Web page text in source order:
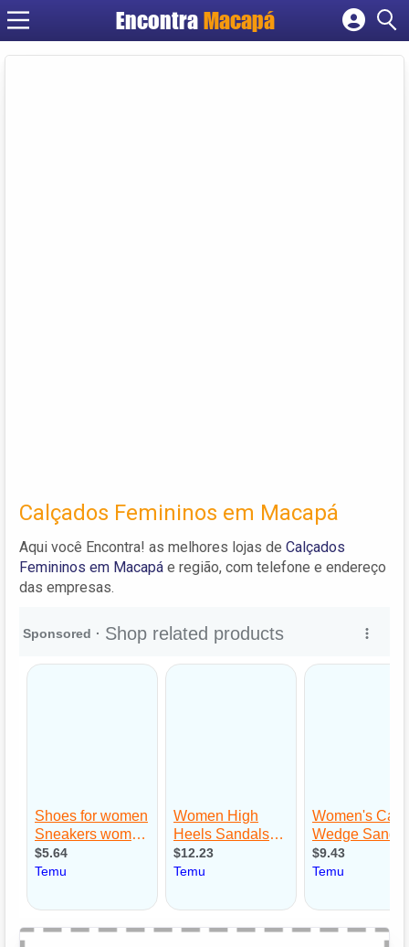
EncontraMacapá
Cadastrar empresa
Calçados Femininos em Macapá
Aqui você Encontra! as melhores lojas de Calçados
Femininos em Macapá e região, com telefone e endereço
das empresas.